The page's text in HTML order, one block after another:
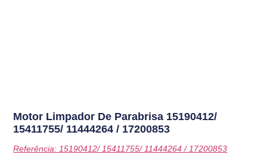
Motor Limpador De Parabrisa 15190412/
15411755/ 11444264 / 17200853
Referência: 15190412/ 15411755/ 11444264 / 17200853